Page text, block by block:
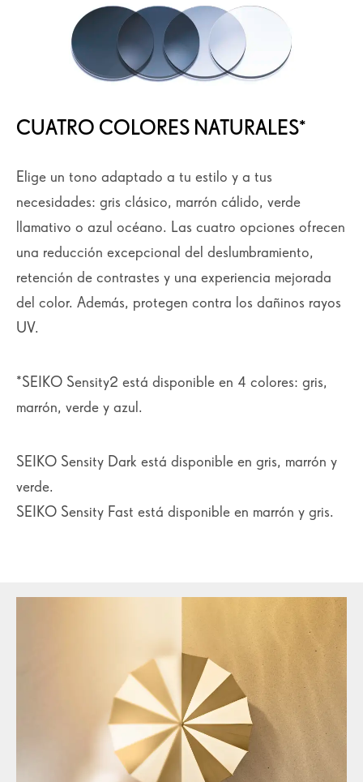
CUATRO COLORES NATURALES*
Elige un tono adaptado a tu estilo y a tus
necesidades: gris clásico, marrón cálido, verde
llamativo o azul océano. Las cuatro opciones ofrecen
una reducción excepcional del deslumbramiento,
retención de contrastes y una experiencia mejorada
del color. Además, protegen contra los dañinos rayos
UV.
*SEIKO Sensity2 está disponible en 4 colores: gris,
marrón, verde y azul.
SEIKO Sensity Dark está disponible en gris, marrón y
verde.
SEIKO Sensity Fast está disponible en marrón y gris.